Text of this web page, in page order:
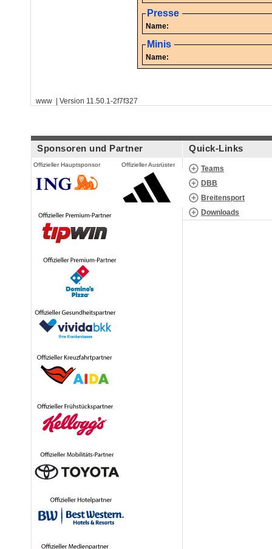
Presse
Name:
Minis
Name:
www | Version 11.50.1-2f7f327
Sponsoren und Partner
Offizieller Hauptsponsor Offizieller Ausrüster
Quick-Links
Teams
DBB
Breitensport
Downloads